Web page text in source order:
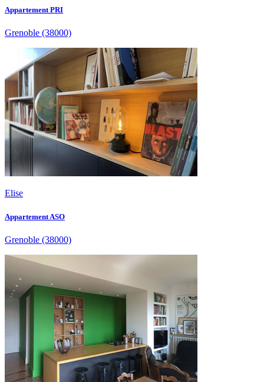
Appartement PRI
Grenoble (38000)
Elise
Appartement ASO
Grenoble (38000)